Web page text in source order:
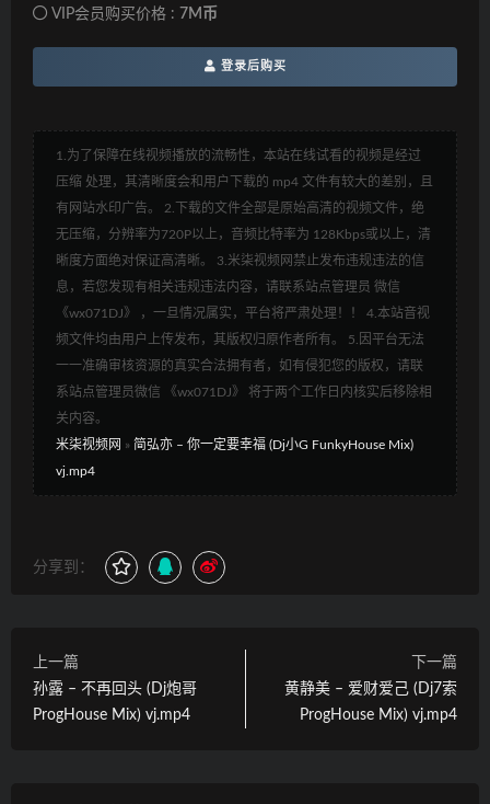
VIP会员购买价格 : 7M币
登录后购买
1.为了保障在线视频播放的流畅性，本站在线试看的视频是经过
压缩 处理，其清晰度会和用户下载的 mp4 文件有较大的差别，且
有网站水印广告。 2.下载的文件全部是原始高清的视频文件，绝
无压缩，分辨率为720P以上，音频比特率为 128Kbps或以上，清
晰度方面绝对保证高清晰。 3.米柒视频网禁止发布违规违法的信
息，若您发现有相关违规违法内容，请联系站点管理员 微信
《wx071DJ》 ，一旦情况属实，平台将严肃处理！！ 4.本站音视
频文件均由用户上传发布，其版权归原作者所有。 5.因平台无法
一一准确审核资源的真实合法拥有者，如有侵犯您的版权，请联
系站点管理员微信 《wx071DJ》 将于两个工作日内核实后移除相
关内容。
米柒视频网 » 简弘亦 – 你一定要幸福 (Dj小G FunkyHouse Mix)
vj.mp4
分享到：
上一篇
孙露 – 不再回头 (Dj炮哥
ProgHouse Mix) vj.mp4
下一篇
黄静美 – 爱财爱己 (Dj7索
ProgHouse Mix) vj.mp4